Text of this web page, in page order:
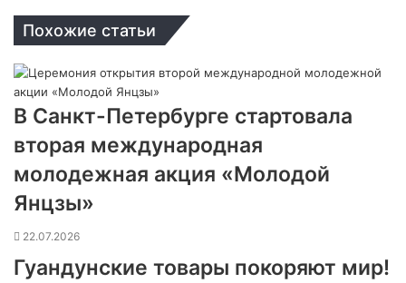
Похожие статьи
В Санкт-Петербурге стартовала
вторая международная
молодежная акция «Молодой
Янцзы»
22.07.2026
Гуандунские товары покоряют мир!